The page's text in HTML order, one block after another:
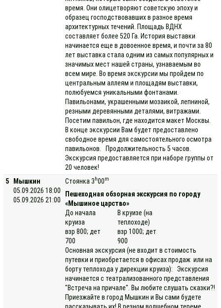
время. Они олицетворяют советскую эпоху и
образец господствовавших в разное время
архитектурных течений. Площадь ВДНХ
составляет более 520 Га. История выставки
начинается еще в довоенное время, и почти за 80
лет выставка стала одним из самых популярных и
значимых мест нашей страны, узнаваемым во
всем мире. Во время экскурсии мы пройдем по
центральным аллеям и площадям выставки,
полюбуемся уникальными фонтанами.
Павильонами, украшенными мозаикой, лепниной,
резными деревянными деталями, витражами.
Посетим павильон, где находится макет Москвы.
В конце экскурсии Вам будет предоставлено
свободное время для самостоятельного осмотра
павильонов. Продолжительность 5 часов.
Экскурсия предоставляется при наборе группы от
20 человек!
5
Мышкин
05.09.2026 18:00
05.09.2026 21:00
Стоянка 3 h00m
Пешеходная обзорная экскурсия по городу
«Мышиное царство»
До начала
круиза
взр 800; дет
700
В круизе (на
теплоходе)
взр 1000; дет
900
Основная экскурсия (не входит в стоимость
путевки и приобретается в офисах продаж или на
борту теплохода у дирекции круиза): Экскурсия
начинается с театрализованного представления
"Встреча на причале". Вы любите слушать сказки?!
Приезжайте в город Мышкин и Вы сами будете
рассказывать их! В резном волшебном тереме